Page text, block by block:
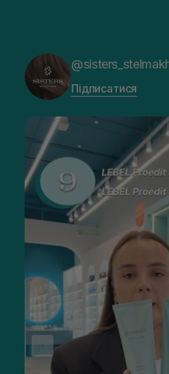
Підписатися